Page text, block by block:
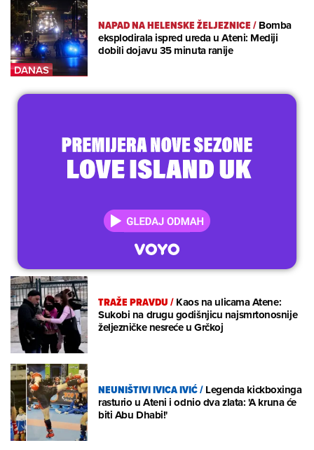
NAPAD NA HELENSKE ŽELJEZNICE/Bomba
eksplodirala ispred ureda u Ateni: Mediji
dobili dojavu 35 minuta ranije
TRAŽE PRAVDU/Kaos na ulicama Atene:
Sukobi na drugu godišnjicu najsmrtonosnije
željezničke nesreće u Grčkoj
NEUNIŠTIVI IVICA IVIĆ/Legenda kickboxinga
rasturio u Ateni i odnio dva zlata: 'A kruna će
biti Abu Dhabi!'